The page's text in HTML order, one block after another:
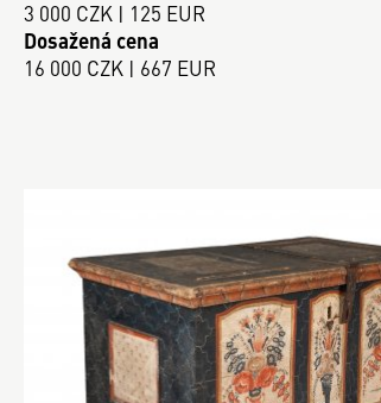
3 000 CZK | 125 EUR
Dosažená cena
16 000 CZK | 667 EUR